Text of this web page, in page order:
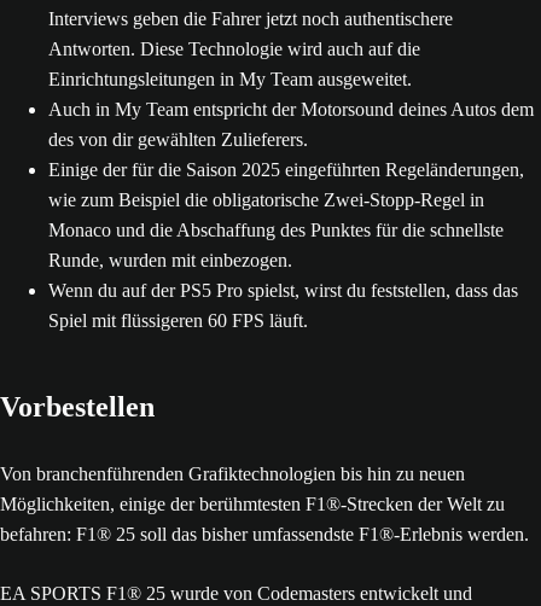
Lage, umfangreichere Gesichtsanimationen zu liefern. Von
Karriere bis Braking Point: In den wieder eingeführten Presse-
Interviews geben die Fahrer jetzt noch authentischere
Antworten. Diese Technologie wird auch auf die
Einrichtungsleitungen in My Team ausgeweitet.
Auch in My Team entspricht der Motorsound deines Autos dem
des von dir gewählten Zulieferers.
Einige der für die Saison 2025 eingeführten Regeländerungen,
wie zum Beispiel die obligatorische Zwei-Stopp-Regel in
Monaco und die Abschaffung des Punktes für die schnellste
Runde, wurden mit einbezogen.
Vorbestellen
Möglichkeiten, einige der berühmtesten F1®-Strecken der Welt zu